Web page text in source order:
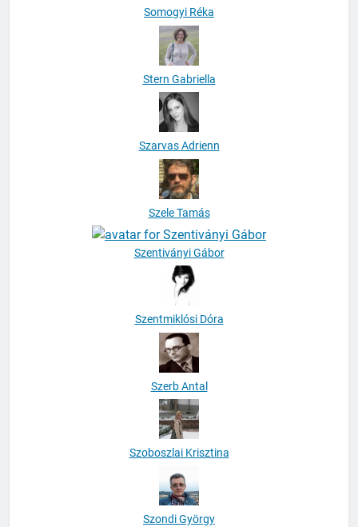
Somogyi Réka
Stern Gabriella
Szarvas Adrienn
Szele Tamás
Szentiványi Gábor
Szentmiklósi Dóra
Szerb Antal
Szoboszlai Krisztina
Szondi György